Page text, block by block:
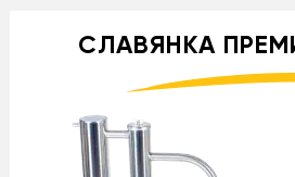
СЛАВЯНКА